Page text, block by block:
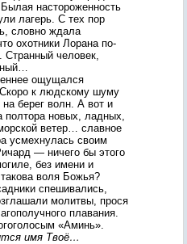
настороженность
лагерь. С тех пор
словно ждала
охотники Лорана по-
Странный человек,
ощущался
Скоро к людскому шуму
берег волн. А вот и
полтора новых, ладных,
ветер… славное
усмехнулась своим
— ничего бы этого
без имени и
воля Божья?
спешивались,
молитвы, прося
плавания.
«Аминь».
имя Твоё…